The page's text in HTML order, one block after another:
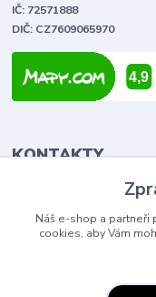
IČ: 72571888
DIČ: CZ7609065970
KONTAKTY
Tomáš Vlček
+420 702 090
volejte od
Náš e-shop a partneři
cookies, aby Vám